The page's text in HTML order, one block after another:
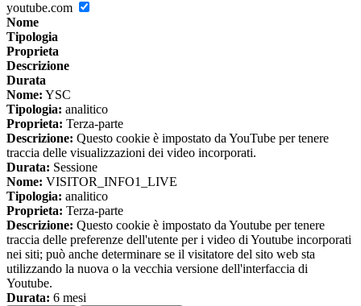
youtube.com
Nome
Tipologia
Proprieta
Descrizione
Durata
Nome: YSC
Tipologia: analitico
Proprieta: Terza-parte
Descrizione: Questo cookie è impostato da YouTube per tenere
traccia delle visualizzazioni dei video incorporati.
Durata: Sessione
Nome: VISITOR_INFO1_LIVE
Tipologia: analitico
Proprieta: Terza-parte
Descrizione: Questo cookie è impostato da Youtube per tenere
traccia delle preferenze dell'utente per i video di Youtube incorporati
nei siti; può anche determinare se il visitatore del sito web sta
utilizzando la nuova o la vecchia versione dell'interfaccia di
Youtube.
Durata: 6 mesi